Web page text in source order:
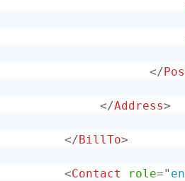
</
</Address>
</BillTo>
<Contact role="